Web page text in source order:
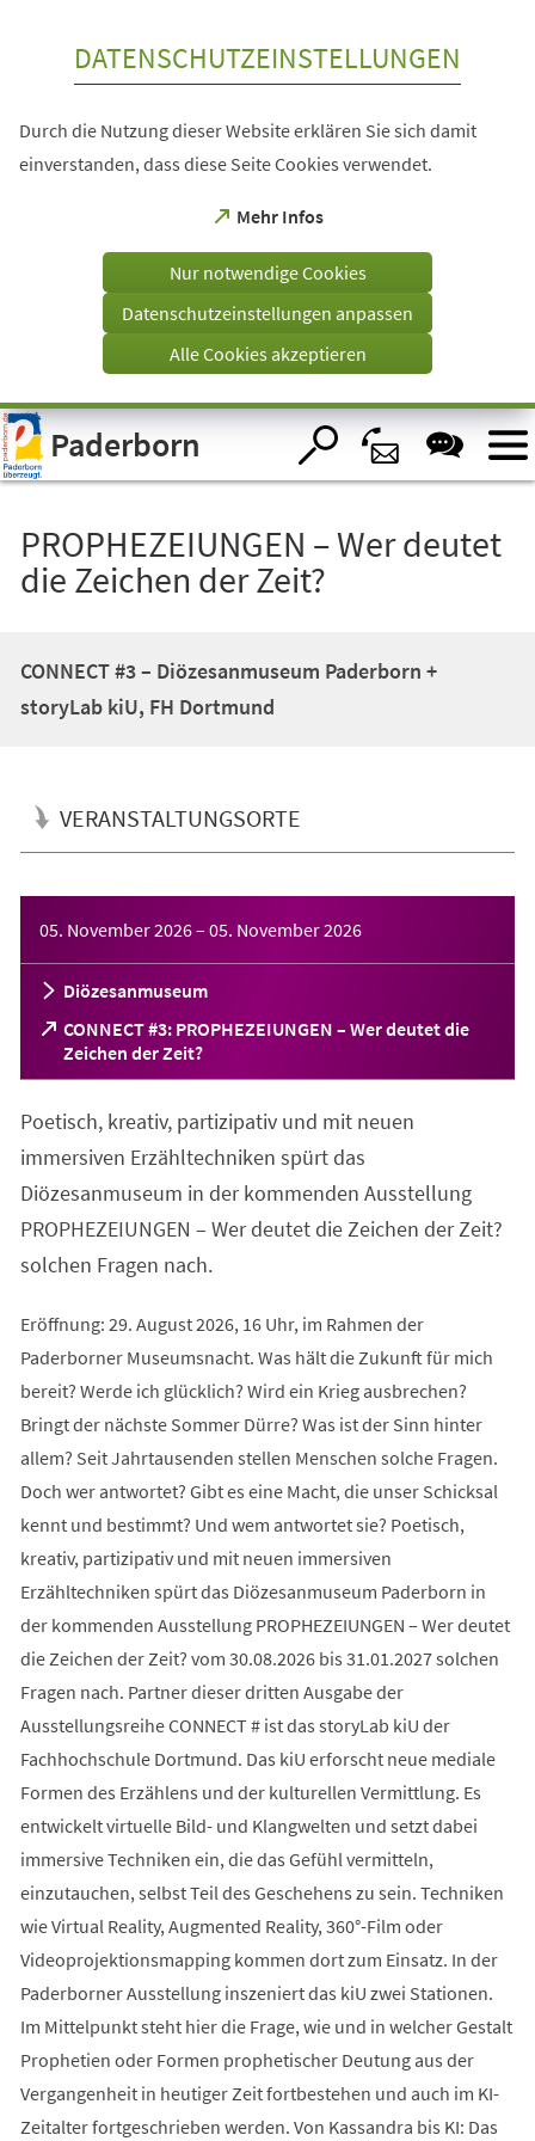
Visuelle
Assistenzsoftware
öffnen.
DATENSCHUTZEINSTELLUNGEN
Durch die Nutzung dieser Website erklären Sie sich damit
einverstanden, dass diese Seite Cookies verwendet.
Mehr Infos
(Öffnet
einem
Tab)
Nur notwendige Cookies
Datenschutzeinstellungen anpassen
Alle Cookies akzeptieren
Paderborn
PROPHEZEIUNGEN – Wer deutet
die Zeichen der Zeit?
CONNECT #3 – Diözesanmuseum Paderborn +
storyLab kiU, FH Dortmund
VERANSTALTUNGSORTE
05. November 2026– 05. November 2026
Diözesanmuseum
CONNECT #3: PROPHEZEIUNGEN – Wer deutet die
Zeichen der Zeit?
(Öffnet
in
neuen
Poetisch, kreativ, partizipativ und mit neuen
immersiven Erzähltechniken spürt das
Diözesanmuseum in der kommenden Ausstellung
PROPHEZEIUNGEN – Wer deutet die Zeichen der Zeit?
solchen Fragen nach.
Eröffnung: 29. August 2026, 16 Uhr, im Rahmen der
Paderborner Museumsnacht. Was hält die Zukunft für mich
bereit? Werde ich glücklich? Wird ein Krieg ausbrechen?
Bringt der nächste Sommer Dürre? Was ist der Sinn hinter
allem? Seit Jahrtausenden stellen Menschen solche Fragen.
Doch wer antwortet? Gibt es eine Macht, die unser Schicksal
kennt und bestimmt? Und wem antwortet sie? Poetisch,
kreativ, partizipativ und mit neuen immersiven
Erzähltechniken spürt das Diözesanmuseum Paderborn in
der kommenden Ausstellung PROPHEZEIUNGEN – Wer deutet
die Zeichen der Zeit? vom 30.08.2026 bis 31.01.2027 solchen
Fragen nach. Partner dieser dritten Ausgabe der
Ausstellungsreihe CONNECT # ist das storyLab kiU der
Fachhochschule Dortmund. Das kiU erforscht neue mediale
Formen des Erzählens und der kulturellen Vermittlung. Es
entwickelt virtuelle Bild- und Klangwelten und setzt dabei
immersive Techniken ein, die das Gefühl vermitteln,
einzutauchen, selbst Teil des Geschehens zu sein. Techniken
wie Virtual Reality, Augmented Reality, 360°-Film oder
Videoprojektionsmapping kommen dort zum Einsatz. In der
Paderborner Ausstellung inszeniert das kiU zwei Stationen.
Im Mittelpunkt steht hier die Frage, wie und in welcher Gestalt
Prophetien oder Formen prophetischer Deutung aus der
Vergangenheit in heutiger Zeit fortbestehen und auch im KI-
Zeitalter fortgeschrieben werden. Von Kassandra bis KI: Das